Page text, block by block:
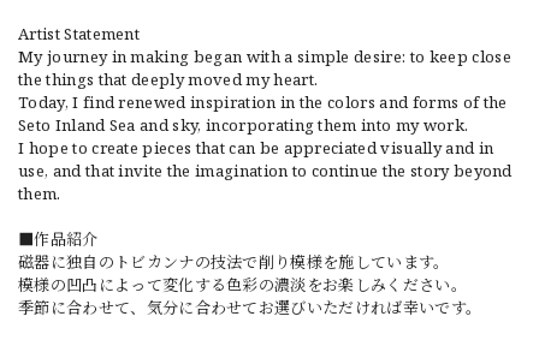
Artist Statement
My journey in making began with a simple desire: to keep close
the things that deeply moved my heart.
Today, I find renewed inspiration in the colors and forms of the
Seto Inland Sea and sky, incorporating them into my work.
I hope to create pieces that can be appreciated visually and in
use, and that invite the imagination to continue the story beyond
them.
■作品紹介
磁器に独自のトビカンナの技法で削り模様を施しています。
模様の凹凸によって変化する色彩の濃淡をお楽しみください。
季節に合わせて、気分に合わせてお選びいただければ幸いです。